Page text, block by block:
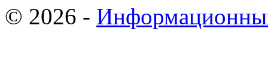
© 2026 -